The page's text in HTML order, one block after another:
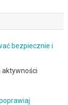
bezpiecznie i
aktywności